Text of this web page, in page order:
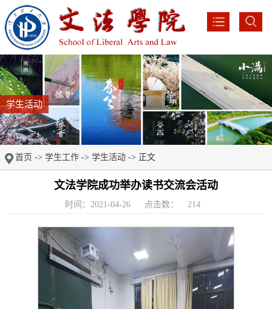
学生活动
首页 -> 学生工作 -> 学生活动 -> 正文
文法学院成功举办读书交流会活动
时间：2021-04-26 点击数： 214